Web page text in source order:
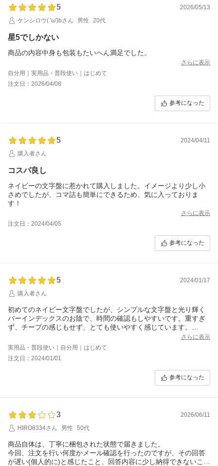
5
2026/05/13
ケンシロウ( 'ω')bさん
男性 20代
星5でしかない
商品の内容中身も包装もたいへん満足でした。
さらに表示
自分用｜実用品・普段使い｜はじめて
注文日：2026/04/08
参考になった
5
2024/04/11
購入者さん
コスパ良し
ネイビーの文字盤に惹かれて購入しました。イメージより少し小
さめでしたが、コマ詰も簡単にできるため、気に入っておりま
す！
さらに表示
注文日：2024/04/05
参考になった
5
2024/01/17
購入者さん
初めてのネイビー文字盤でしたが、シンプルな文字盤と光り輝く
バーインデックスのお陰で、時間の確認もしやすいです。重すぎ
ず、チープの感じもせず、とても使いやすく感じています。
半コマがないので、バンドの微妙な調整ができないですが、コス
パはとても良いと思います。
さらに表示
実用品・普段使い｜自分用｜はじめて
注文日：2024/01/01
参考になった
3
2026/06/11
HIRO8334さん
男性 50代
商品自体は、丁寧に梱包された状態で届きました。
今回、注文を行い何度かメール確認を行ったのですが、その回答
が遅い(個人的に)と感じたこと、回答内容に少し納得できないこと